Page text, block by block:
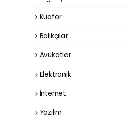
Kuaför
Balıkçılar
Avukatlar
Elektronik
İnternet
Yazılım